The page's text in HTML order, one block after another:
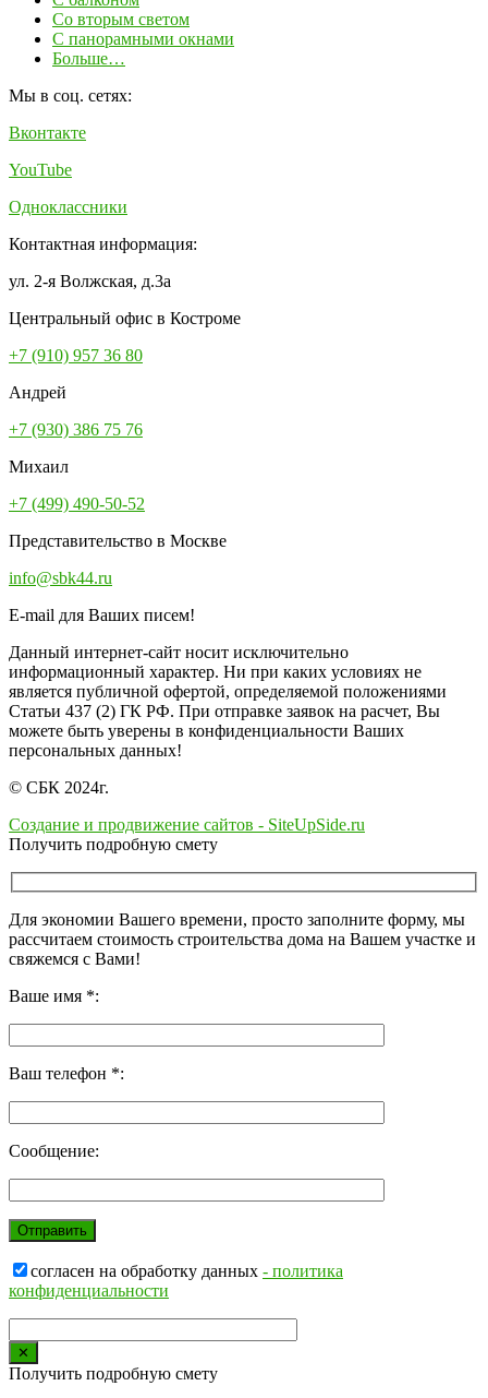
Со вторым светом
С панорамными окнами
Больше…
Мы в соц. сетях:
Вконтакте
YouTube
Одноклассники
Контактная информация:
ул. 2-я Волжская, д.3а
Центральный офис в Костроме
+7 (910) 957 36 80
Андрей
+7 (930) 386 75 76
Михаил
+7 (499) 490-50-52
Представительство в Москве
info@sbk44.ru
E-mail для Ваших писем!
Данный интернет-сайт носит исключительно
информационный характер. Ни при каких условиях не
является публичной офертой, определяемой положениями
Статьи 437 (2) ГК РФ. При отправке заявок на расчет, Вы
можете быть уверены в конфиденциальности Ваших
персональных данных!
© СБК 2024г.
Создание и продвижение сайтов - SiteUpSide.ru
Получить подробную смету
Для экономии Вашего времени, просто заполните форму, мы
рассчитаем стоимость строительства дома на Вашем участке и
свяжемся с Вами!
Ваше имя *:
Ваш телефон *:
Сообщение:
согласен на обработку данных - политика
конфиденциальности
✕
Получить подробную смету